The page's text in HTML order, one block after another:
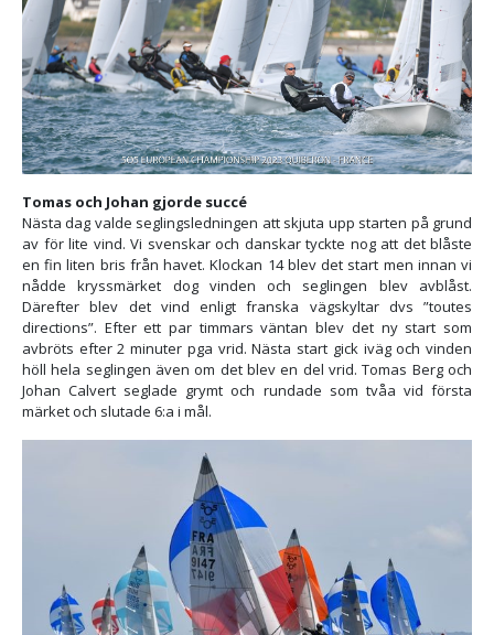
Tomas och Johan gjorde succé
Nästa dag valde seglingsledningen att skjuta upp starten på grund
av för lite vind. Vi svenskar och danskar tyckte nog att det blåste
en fin liten bris från havet. Klockan 14 blev det start men innan vi
nådde kryssmärket dog vinden och seglingen blev avblåst.
Därefter blev det vind enligt franska vägskyltar dvs ”toutes
directions”. Efter ett par timmars väntan blev det ny start som
avbröts efter 2 minuter pga vrid. Nästa start gick iväg och vinden
höll hela seglingen även om det blev en del vrid. Tomas Berg och
Johan Calvert seglade grymt och rundade som tvåa vid första
märket och slutade 6:a i mål.